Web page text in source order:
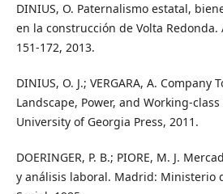
DINIUS, O. Paternalismo estatal,
en la construcción de Volta Redonda.
151-172, 2013.
DINIUS, O. J.; VERGARA, A.
Landscape, Power, and Working-
University of Georgia Press, 2011.
DOERINGER, P. B.; PIORE, M. J.
y análisis laboral. Madrid: Ministerio